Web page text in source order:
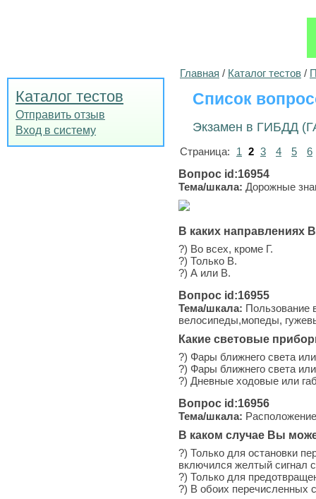
Каталог тестов
Отправить отзыв
Вход в систему
Главная / Каталог тестов /
Список
Экзамен в ГИБДД
Страница: 1 2 3 4 5
6
Вопрос id:16954
Тема/шкала: Дорожные
В каких направлениях
?) Во всех, кроме Г.
?) Только В.
?) А или В.
Вопрос id:16955
Тема/шкала: Пользование
велосипеды,мопеды,
Какие световые
?) Фары ближнего света
?) Фары ближнего света
?) Дневные ходовые или
Вопрос id:16956
Тема/шкала:
В каком случае Вы
?) Только для остановки
включился желтый сигнал
?) Только для
?) В обоих перечисленных